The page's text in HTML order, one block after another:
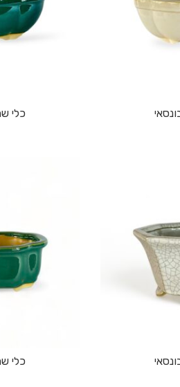
כלי
כלי